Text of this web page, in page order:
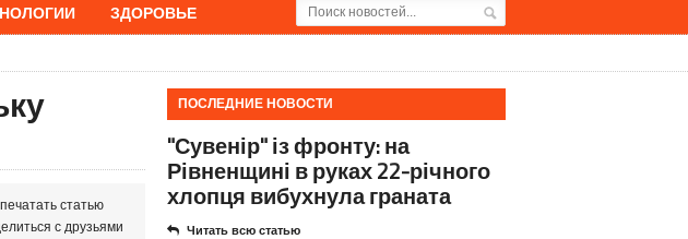
ЗДОРОВЬЕ
статью
с друзьями
ПОСЛЕДНИЕ НОВОСТИ
"Сувенір" із фронту: на
Рівненщині в руках 22-річного
хлопця вибухнула граната
Читать всю статью